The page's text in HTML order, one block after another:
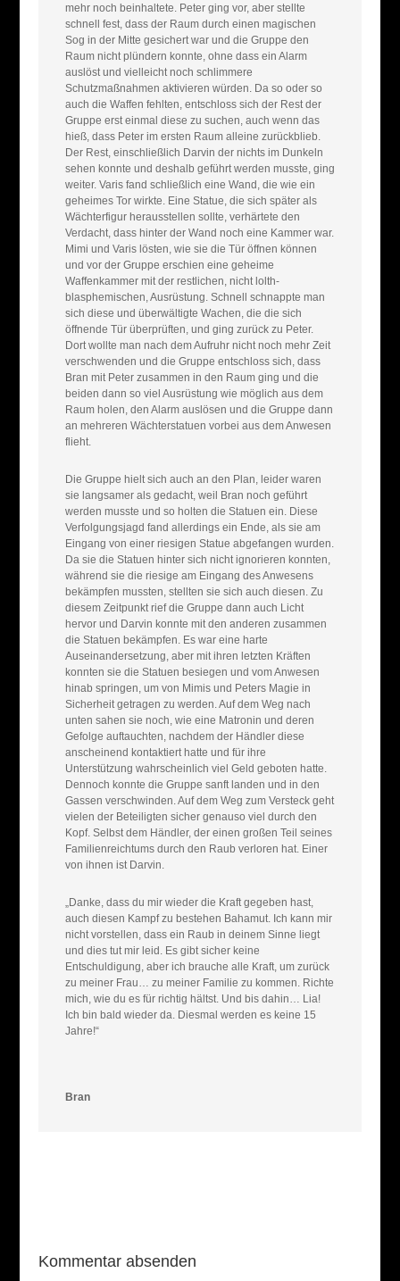
mehr noch beinhaltete. Peter ging vor, aber stellte
schnell fest, dass der Raum durch einen magischen
Sog in der Mitte gesichert war und die Gruppe den
Raum nicht plündern konnte, ohne dass ein Alarm
auslöst und vielleicht noch schlimmere
Schutzmaßnahmen aktivieren würden. Da so oder so
auch die Waffen fehlten, entschloss sich der Rest der
Gruppe erst einmal diese zu suchen, auch wenn das
hieß, dass Peter im ersten Raum alleine zurückblieb.
Der Rest, einschließlich Darvin der nichts im Dunkeln
sehen konnte und deshalb geführt werden musste, ging
weiter. Varis fand schließlich eine Wand, die wie ein
geheimes Tor wirkte. Eine Statue, die sich später als
Wächterfigur herausstellen sollte, verhärtete den
Verdacht, dass hinter der Wand noch eine Kammer war.
Mimi und Varis lösten, wie sie die Tür öffnen können
und vor der Gruppe erschien eine geheime
Waffenkammer mit der restlichen, nicht lolth-
blasphemischen, Ausrüstung. Schnell schnappte man
sich diese und überwältigte Wachen, die die sich
öffnende Tür überprüften, und ging zurück zu Peter.
Dort wollte man nach dem Aufruhr nicht noch mehr Zeit
verschwenden und die Gruppe entschloss sich, dass
Bran mit Peter zusammen in den Raum ging und die
beiden dann so viel Ausrüstung wie möglich aus dem
Raum holen, den Alarm auslösen und die Gruppe dann
an mehreren Wächterstatuen vorbei aus dem Anwesen
flieht.
Die Gruppe hielt sich auch an den Plan, leider waren
sie langsamer als gedacht, weil Bran noch geführt
werden musste und so holten die Statuen ein. Diese
Verfolgungsjagd fand allerdings ein Ende, als sie am
Eingang von einer riesigen Statue abgefangen wurden.
Da sie die Statuen hinter sich nicht ignorieren konnten,
während sie die riesige am Eingang des Anwesens
bekämpfen mussten, stellten sie sich auch diesen. Zu
diesem Zeitpunkt rief die Gruppe dann auch Licht
hervor und Darvin konnte mit den anderen zusammen
die Statuen bekämpfen. Es war eine harte
Auseinandersetzung, aber mit ihren letzten Kräften
konnten sie die Statuen besiegen und vom Anwesen
hinab springen, um von Mimis und Peters Magie in
Sicherheit getragen zu werden. Auf dem Weg nach
unten sahen sie noch, wie eine Matronin und deren
Gefolge auftauchten, nachdem der Händler diese
anscheinend kontaktiert hatte und für ihre
Unterstützung wahrscheinlich viel Geld geboten hatte.
Dennoch konnte die Gruppe sanft landen und in den
Gassen verschwinden. Auf dem Weg zum Versteck geht
vielen der Beteiligten sicher genauso viel durch den
Kopf. Selbst dem Händler, der einen großen Teil seines
Familienreichtums durch den Raub verloren hat. Einer
von ihnen ist Darvin.
„Danke, dass du mir wieder die Kraft gegeben hast,
auch diesen Kampf zu bestehen Bahamut. Ich kann mir
nicht vorstellen, dass ein Raub in deinem Sinne liegt
und dies tut mir leid. Es gibt sicher keine
Entschuldigung, aber ich brauche alle Kraft, um zurück
zu meiner Frau… zu meiner Familie zu kommen. Richte
mich, wie du es für richtig hältst. Und bis dahin… Lia!
Ich bin bald wieder da. Diesmal werden es keine 15
Jahre!“
Bran
Kommentar absenden